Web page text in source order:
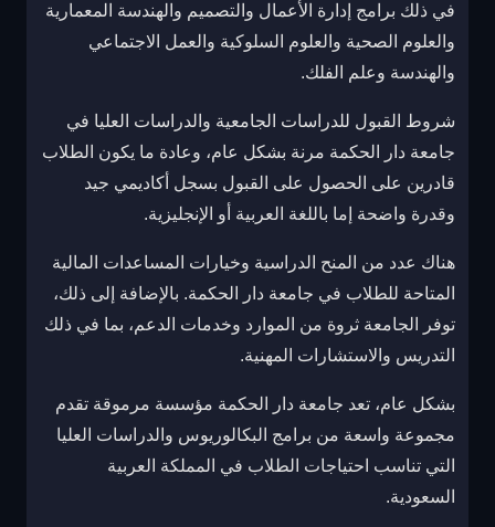
في ذلك برامج إدارة الأعمال والتصميم والهندسة المعمارية
والعلوم الصحية والعلوم السلوكية والعمل الاجتماعي
والهندسة وعلم الفلك.
شروط القبول للدراسات الجامعية والدراسات العليا في
جامعة دار الحكمة مرنة بشكل عام، وعادة ما يكون الطلاب
قادرين على الحصول على القبول بسجل أكاديمي جيد
وقدرة واضحة إما باللغة العربية أو الإنجليزية.
هناك عدد من المنح الدراسية وخيارات المساعدات المالية
المتاحة للطلاب في جامعة دار الحكمة. بالإضافة إلى ذلك،
توفر الجامعة ثروة من الموارد وخدمات الدعم، بما في ذلك
التدريس والاستشارات المهنية.
بشكل عام، تعد جامعة دار الحكمة مؤسسة مرموقة تقدم
مجموعة واسعة من برامج البكالوريوس والدراسات العليا
التي تناسب احتياجات الطلاب في المملكة العربية
السعودية.